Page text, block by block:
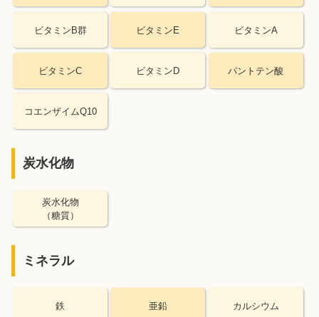
ビタミンB群 ビタミンE ビタミンA
ビタミンC ビタミンD パントテン酸
コエンザイムQ10
炭水化物
炭水化物
（糖質）
ミネラル
鉄 亜鉛 カルシウム